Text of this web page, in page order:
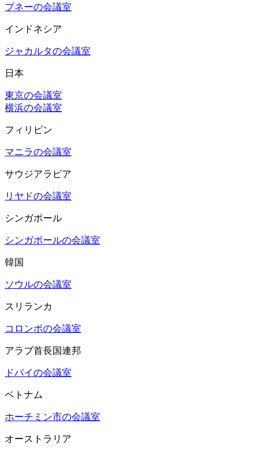
プネーの会議室
インドネシア
ジャカルタの会議室
日本
東京の会議室
横浜の会議室
フィリピン
マニラの会議室
サウジアラビア
リヤドの会議室
シンガポール
シンガポールの会議室
韓国
ソウルの会議室
スリランカ
コロンボの会議室
アラブ首長国連邦
ドバイの会議室
ベトナム
ホーチミン市の会議室
オーストラリア